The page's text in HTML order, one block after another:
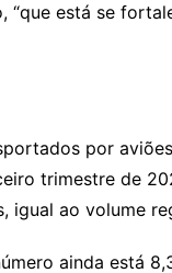
está se
por
trimestre de
igual ao volume
ainda está